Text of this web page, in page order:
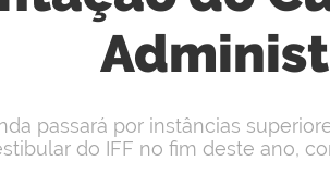
passará por instâncias
do IFF no fim deste ano,